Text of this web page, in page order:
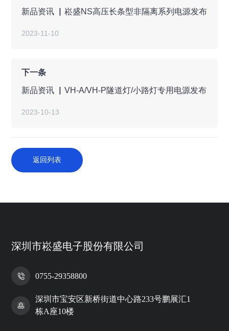
新品资讯 ▏崧盛NS高压长条型非隔离系列电源发布
2023-11-10
下一条
新品资讯 ▏VH-A/VH-P隧道灯/小路灯专用电源发布
2023-10-13
返回列表
深圳市崧盛电子股份有限公司
0755-29358800
深圳市宝安区新桥街道中心路233号鹏展汇1
栋A座10楼